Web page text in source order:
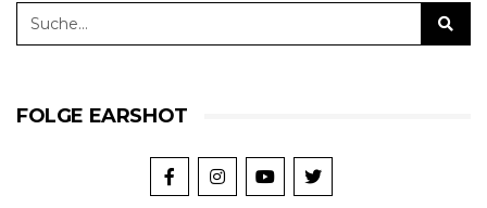
FOLGE EARSHOT